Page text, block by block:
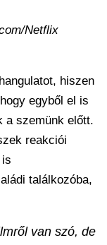
Netflix
hiszen
egyből el is
a szemünk előtt.
reakciói
találkozóba,
van szó, de